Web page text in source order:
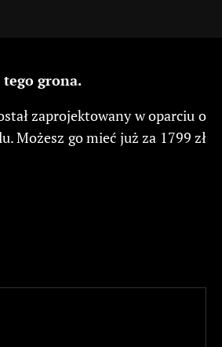
grona.
zaprojektowany w oparciu o
Możesz go mieć już za 1799 zł